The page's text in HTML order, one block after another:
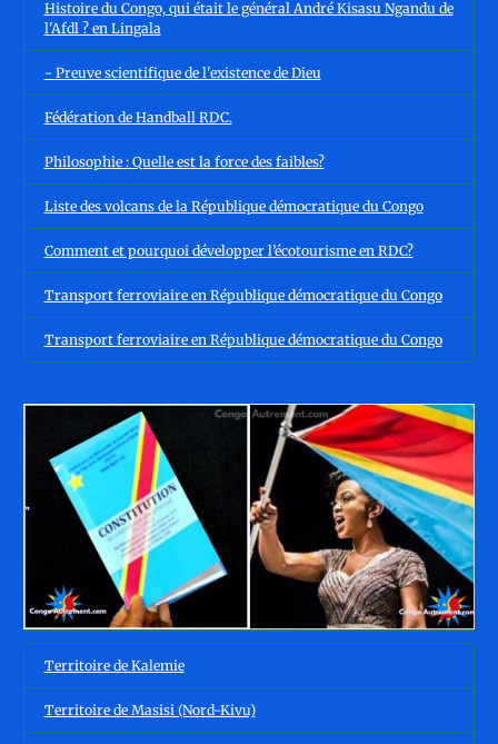
Histoire du Congo, qui était le général André Kisasu Ngandu de
l'Afdl ? en Lingala
- Preuve scientifique de l'existence de Dieu
Fédération de Handball RDC.
Philosophie : Quelle est la force des faibles?
Liste des volcans de la République démocratique du Congo
Comment et pourquoi développer l’écotourisme en RDC?
Transport ferroviaire en République démocratique du Congo
Transport ferroviaire en République démocratique du Congo
Territoire de Kalemie
Territoire de Masisi (Nord-Kivu)